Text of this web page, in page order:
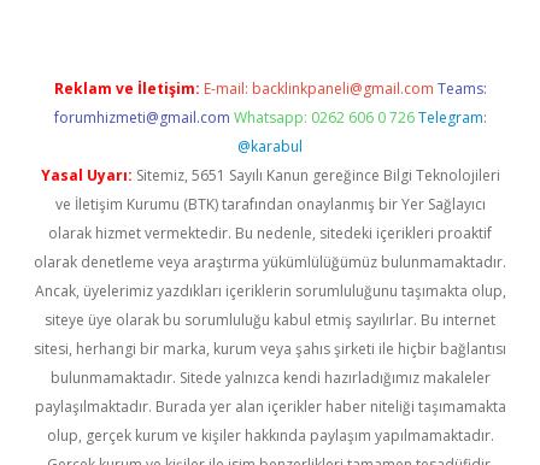
Reklam ve İletişim: E-mail: backlinkpaneli@gmail.com Teams:
forumhizmeti@gmail.com Whatsapp: 0262 606 0 726 Telegram:
@karabul
Yasal Uyarı: Sitemiz, 5651 Sayılı Kanun gereğince Bilgi Teknolojileri
ve İletişim Kurumu (BTK) tarafından onaylanmış bir Yer Sağlayıcı
olarak hizmet vermektedir. Bu nedenle, sitedeki içerikleri proaktif
olarak denetleme veya araştırma yükümlülüğümüz bulunmamaktadır.
Ancak, üyelerimiz yazdıkları içeriklerin sorumluluğunu taşımakta olup,
siteye üye olarak bu sorumluluğu kabul etmiş sayılırlar. Bu internet
sitesi, herhangi bir marka, kurum veya şahıs şirketi ile hiçbir bağlantısı
bulunmamaktadır. Sitede yalnızca kendi hazırladığımız makaleler
paylaşılmaktadır. Burada yer alan içerikler haber niteliği taşımamakta
olup, gerçek kurum ve kişiler hakkında paylaşım yapılmamaktadır.